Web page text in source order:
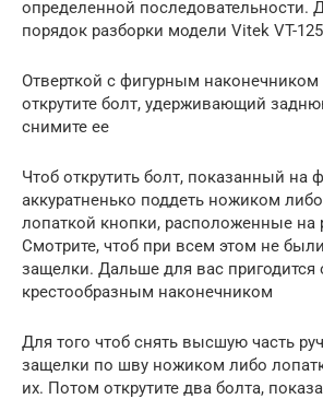
определенной последовательности.
порядок разборки модели Vitek VT-
Отверткой с фигурным
открутите болт, удерживающий
снимите ее
Чтоб открутить болт, показанный на
аккуратненько поддеть ножиком
лопаткой кнопки, расположенные на
Смотрите, чтоб при всем этом не
защелки. Дальше для вас пригодится
крестообразным наконечником
Для того чтоб снять высшую часть
защелки по шву ножиком либо
их. Потом открутите два болта,